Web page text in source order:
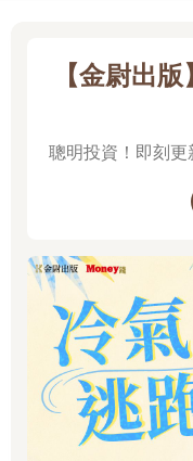
【金尉出
聰明投資！即刻